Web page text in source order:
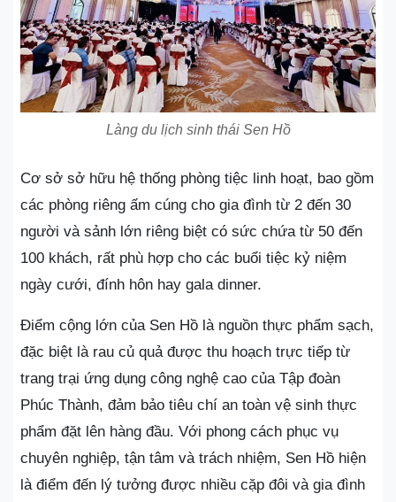
Làng du lịch sinh thái Sen Hồ
Cơ sở sở hữu hệ thống phòng tiệc linh hoạt, bao gồm
các phòng riêng ấm cúng cho gia đình từ 2 đến 30
người và sảnh lớn riêng biệt có sức chứa từ 50 đến
100 khách, rất phù hợp cho các buổi tiệc kỷ niệm
ngày cưới, đính hôn hay gala dinner.
Điểm cộng lớn của Sen Hồ là nguồn thực phẩm sạch,
đặc biệt là rau củ quả được thu hoạch trực tiếp từ
trang trại ứng dụng công nghệ cao của Tập đoàn
Phúc Thành, đảm bảo tiêu chí an toàn vệ sinh thực
phẩm đặt lên hàng đầu. Với phong cách phục vụ
chuyên nghiệp, tận tâm và trách nhiệm, Sen Hồ hiện
là điểm đến lý tưởng được nhiều cặp đôi và gia đình